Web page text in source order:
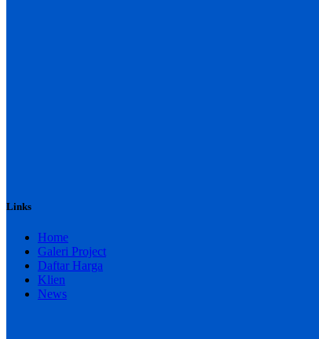
Links
Home
Galeri Project
Daftar Harga
Klien
News